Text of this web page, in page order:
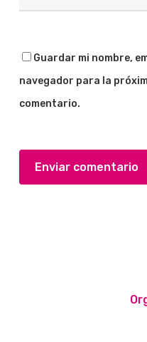
Guardar mi nombre,
navegador para la
comentario.